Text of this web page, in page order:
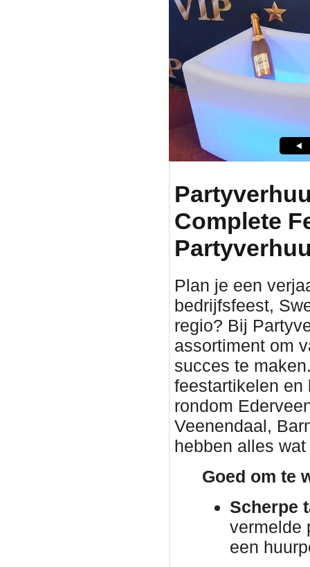
Complete
Plan je een
bedrijfsfeest,
regio? Bij
assortiment om
succes te
feestartikelen en
rondom
Veenendaal,
hebben alles
Goed om te
Scherpe
vermelde
een